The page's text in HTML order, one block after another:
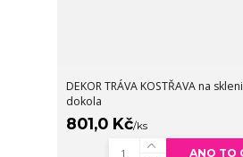
DEKOR TRÁVA KOSTŘAVA na
dokola
801,0 Kč/ks
ANO TO